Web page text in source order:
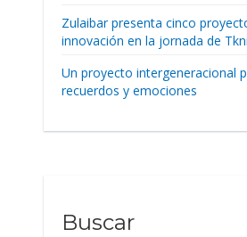
Zulaibar presenta cinco
innovación en la jornada de
Un proyecto intergeneracional
recuerdos y emociones
Buscar